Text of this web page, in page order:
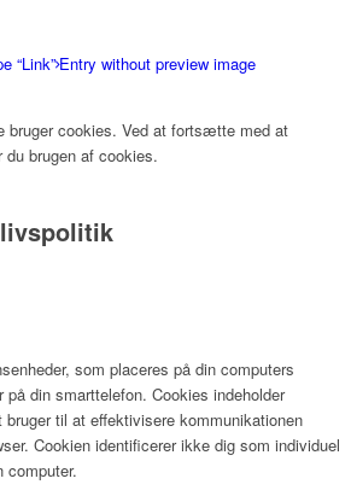
“Link”Entry without preview image
bruger cookies. Ved at fortsætte med at
du brugen af cookies.
som placeres på din computers
din smarttelefon. Cookies indeholder
til at effektivisere kommunikationen
Cookien identificerer ikke dig som individuel
computer.